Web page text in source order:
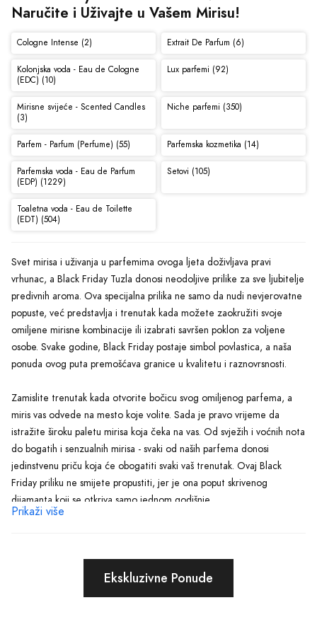
Naručite i Uživajte u Vašem Mirisu!
Cologne Intense (2) Extrait De Parfum (6)
Kolonjska voda - Eau de Cologne
(EDC) (10)
Lux parfemi (92)
Mirisne svijeće - Scented Candles
(3)
Niche parfemi (350)
Parfem - Parfum (Perfume) (55) Parfemska kozmetika (14)
Parfemska voda - Eau de Parfum
(EDP) (1229)
Setovi (105)
Toaletna voda - Eau de Toilette
(EDT) (504)
Svet mirisa i uživanja u parfemima ovoga ljeta doživljava pravi
vrhunac, a Black Friday Tuzla donosi neodoljive prilike za sve ljubitelje
predivnih aroma. Ova specijalna prilika ne samo da nudi nevjerovatne
popuste, već predstavlja i trenutak kada možete zaokružiti svoje
omiljene mirisne kombinacije ili izabrati savršen poklon za voljene
osobe. Svake godine, Black Friday postaje simbol povlastica, a naša
ponuda ovog puta premošćava granice u kvalitetu i raznovrsnosti.
Zamislite trenutak kada otvorite bočicu svog omiljenog parfema, a
miris vas odvede na mesto koje volite. Sada je pravo vrijeme da
istražite široku paletu mirisa koja čeka na vas. Od svježih i voćnih nota
do bogatih i senzualnih mirisa - svaki od naših parfema donosi
jedinstvenu priču koja će obogatiti svaki vaš trenutak. Ovaj Black
Friday priliku ne smijete propustiti, jer je ona poput skrivenog
dijamanta koji se otkriva samo jednom godišnje.
i saznajte više o svim pogodnostima koje nude naši mirisi za ovaj Black
Friday. Pripremite se da razmazite svoja osjetila i ugrabite priliku koja
Prikaži više
Ekskluzivne Ponude